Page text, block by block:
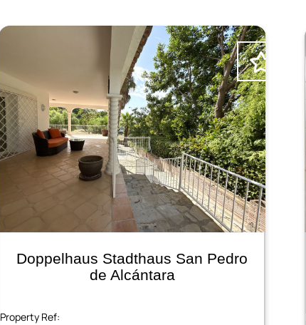
Doppelhaus Stadthaus San Pedro
de Alcántara
Property Ref: